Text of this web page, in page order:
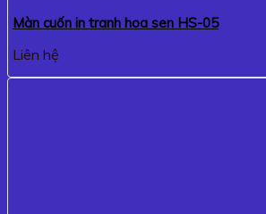
Màn cuốn in tranh hoa sen HS-05
Liên hệ